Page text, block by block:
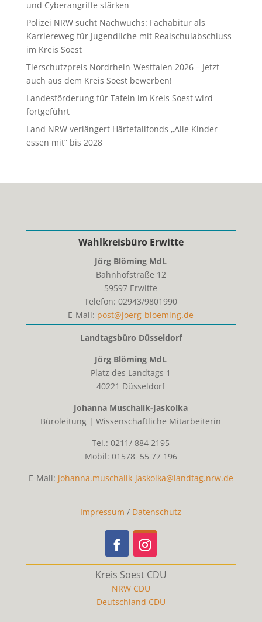
und Cyberangriffe stärken
Polizei NRW sucht Nachwuchs: Fachabitur als
Karriereweg für Jugendliche mit Realschulabschluss
im Kreis Soest
Tierschutzpreis Nordrhein-Westfalen 2026 – Jetzt
auch aus dem Kreis Soest bewerben!
Landesförderung für Tafeln im Kreis Soest wird
fortgeführt
Land NRW verlängert Härtefallfonds „Alle Kinder
essen mit“ bis 2028
Wahlkreisbüro Erwitte
Jörg Blöming MdL
Bahnhofstraße 12
59597 Erwitte
Telefon: 02943/9801990
E-Mail: post@joerg-bloeming.de
Landtagsbüro Düsseldorf
Jörg Blöming MdL
Platz des Landtags 1
40221 Düsseldorf
Johanna Muschalik-Jaskolka
Büroleitung | Wissenschaftliche Mitarbeiterin
Tel.: 0211/ 884 2195
Mobil: 01578 55 77 196
E-Mail: johanna.muschalik-jaskolka@landtag.nrw.de
Impressum / Datenschutz
Kreis Soest CDU
NRW CDU
Deutschland CDU